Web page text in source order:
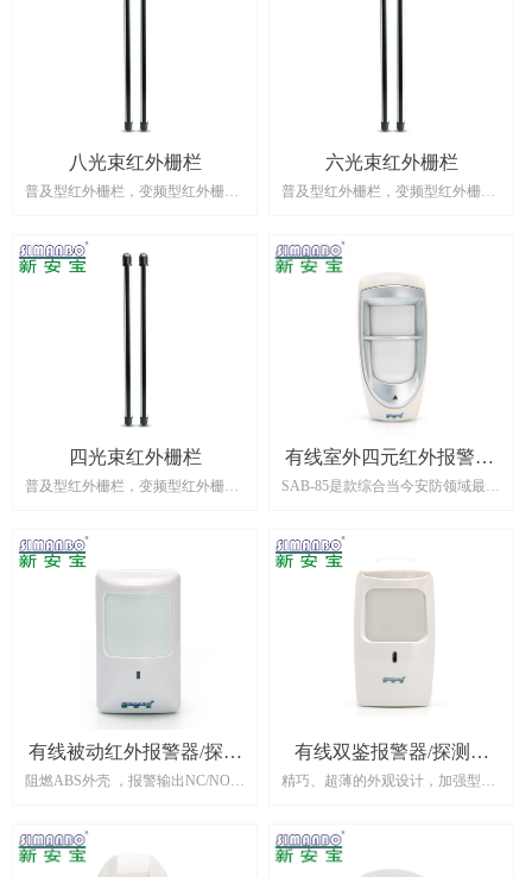
人脸识别率高、大库容等特点，可
广泛应用于智慧小区、学校、写字
楼、医院等固定人员场景。
八光束红外栅栏
普及型红外栅栏，变频型红外栅
杆”、“红外光栅”）是主动红外对射
的一种，采用多束红外光对射，发
射器向接收器发出红外光，一旦有
六光束红外栅栏
普及型红外栅栏，变频型红外栅
杆”、“红外光栅”）是主动红外对射
的一种，采用多束红外光对射，发
射器向接收器发出红外光，一旦有
人员或物体挡住了发射器相邻两个
光束以上光线时，接收器立即输出
报警信号，当有小动物或小物体挡
住其中一束光线时，报警器不会输
出报警信号。
四光束红外栅栏
普及型红外栅栏，变频型红外栅
杆”、“红外光栅”）是主动红外对射
的一种，采用多束红外光对射，发
射器向接收器发出红外光，一旦有
报警信号，当有小动物或小物体挡
住其中一束光线时，报警器不会输
有线室外四元红外报警器/
探测器 SAB-85
SAB-85是款综合当今安防领域最新
有线被动红外报警器/探测
器 SAB-810W
阻燃ABS外壳 ，报警输出NC/NO可
有线双鉴报警器/探测器
SAB-700
精巧、超薄的外观设计，加强型微